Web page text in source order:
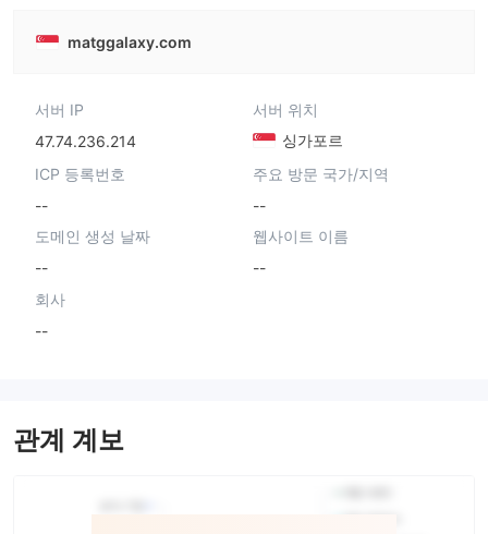
matggalaxy.com
서버 IP
47.74.236.214
서버 위치
싱가포르
ICP 등록번호
--
주요 방문 국가/지역
--
도메인 생성 날짜
--
웹사이트 이름
--
회사
--
관계 계보